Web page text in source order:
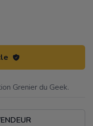
Grenier du Geek.